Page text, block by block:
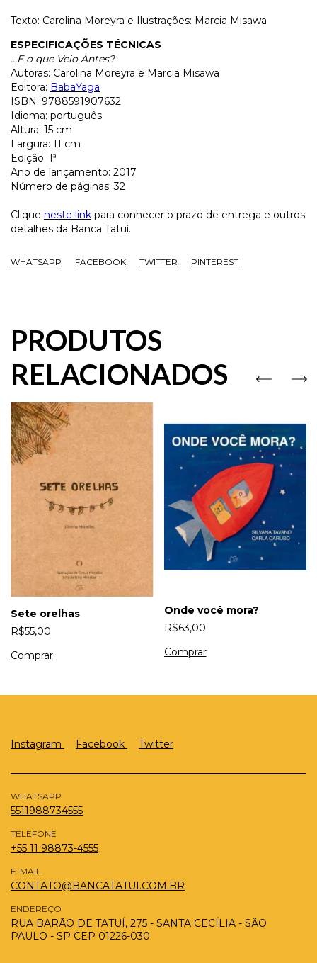
Texto: Carolina Moreyra e Ilustrações: Marcia Misawa
ESPECIFICAÇÕES TÉCNICAS
...E o que Veio Antes?
Autoras: Carolina Moreyra e Marcia Misawa
Editora: BabaYaga
ISBN: 9788591907632
Idioma: português
Altura: 15 cm
Largura: 11 cm
Edição: 1ª
Ano de lançamento: 2017
Número de páginas: 32
Clique neste link para conhecer o prazo de entrega e outros
detalhes da Banca Tatuí.
WHATSAPP FACEBOOK TWITTER PINTEREST
PRODUTOS
RELACIONADOS
Sete orelhas
R$55,00
Onde você mora?
R$63,00
Instagram Facebook Twitter
WHATSAPP
5511988734555
TELEFONE
+55 11 98873-4555
E-MAIL
CONTATO@BANCATATUI.COM.BR
ENDEREÇO
RUA BARÃO DE TATUÍ, 275 - SANTA CECÍLIA - SÃO
PAULO - SP CEP 01226-030